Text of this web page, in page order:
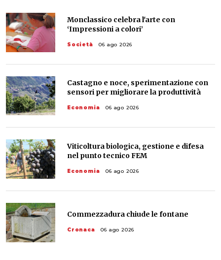
Monclassico celebra l'arte con
‘Impressioni a colori’
Società 06 ago 2026
Castagno e noce, sperimentazione con
sensori per migliorare la produttività
Economia 06 ago 2026
Viticoltura biologica, gestione e difesa
nel punto tecnico FEM
Economia 06 ago 2026
Commezzadura chiude le fontane
Cronaca 06 ago 2026